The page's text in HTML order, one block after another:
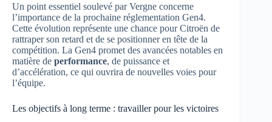
Un point essentiel soulevé par Vergne concerne
l’importance de la prochaine réglementation Gen4.
Cette évolution représente une chance pour Citroën de
rattraper son retard et de se positionner en tête de la
compétition. La Gen4 promet des avancées notables en
matière de performance, de puissance et
d’accélération, ce qui ouvrira de nouvelles voies pour
l’équipe.
Les objectifs à long terme : travailler pour les victoires